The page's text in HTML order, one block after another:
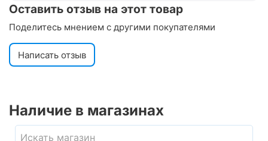
Оставить отзыв на этот товар
Поделитесь мнением с другими покупателями
Написать отзыв
Наличие в магазинах